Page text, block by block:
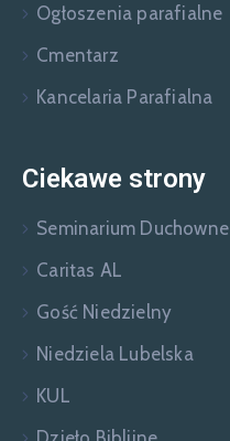
Ogłoszenia parafialne
Cmentarz
Kancelaria Parafialna
Ciekawe strony
Seminarium Duchowne
Caritas AL
Gość Niedzielny
Niedziela Lubelska
KUL